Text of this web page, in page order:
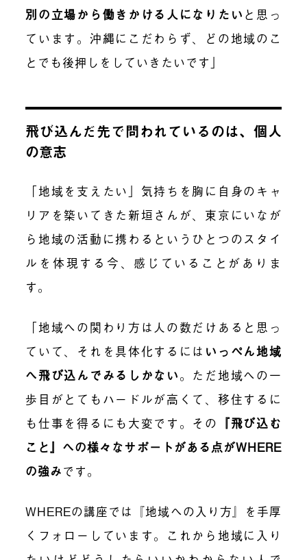
別の立場から働きかける人になりたい と思っ
ています。沖縄にこだわらず、どの地域のこ
とでも後押しをしていきたいです」
飛び込んだ先で問われているのは、個人
の意志
「地域を支えたい」気持ちを胸に自身のキャ
リアを築いてきた新垣さんが、東京にいなが
ら地域の活動に携わるというひとつのスタイ
ルを体現する今、感じていることがありま
す。
「地域への関わり方は人の数だけあると思っ
ていて、それを具体化するには いっぺん地域
へ飛び込んでみるしかない。ただ地域への一
歩目がとてもハードルが高くて、移住するに
も仕事を得るにも大変です。そ の 『飛び込む
こと』への様々なサポートがある点がWHERE
の強みです。
WHEREの講座では『地域への入り方』を手厚
くフォローしています。これから地域に入り